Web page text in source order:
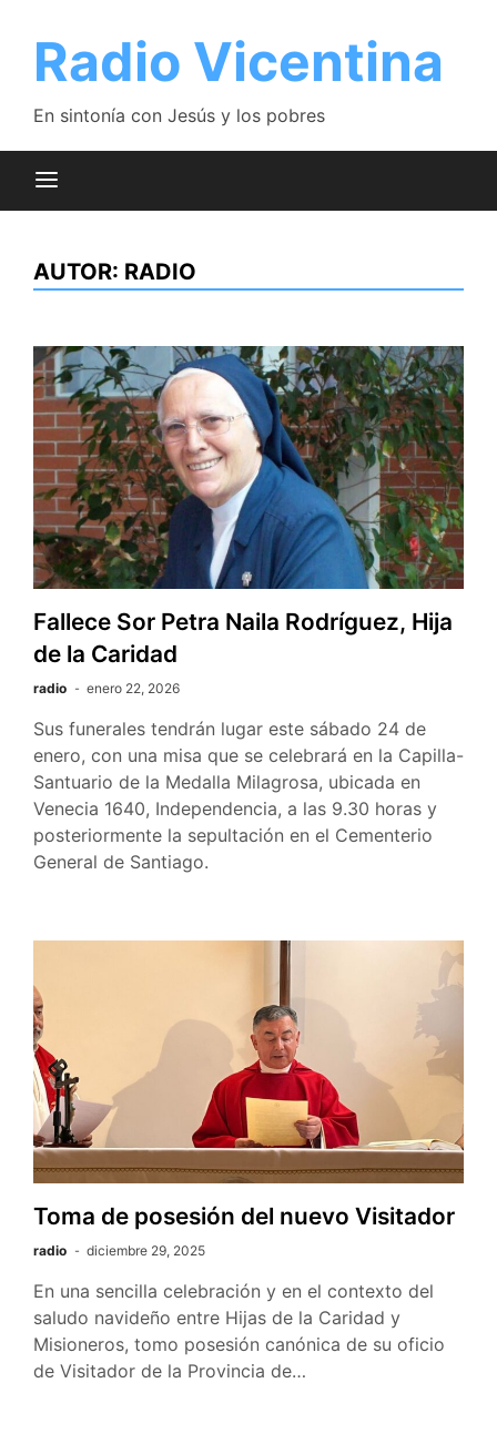
contenido
Radio Vicentina
En sintonía con Jesús y los pobres
AUTOR: RADIO
Fallece Sor Petra Naila Rodríguez, Hija
de la Caridad
radio enero 22, 2026
Sus funerales tendrán lugar este sábado 24 de
enero, con una misa que se celebrará en la Capilla-
Santuario de la Medalla Milagrosa, ubicada en
Venecia 1640, Independencia, a las 9.30 horas y
posteriormente la sepultación en el Cementerio
General de Santiago.
Toma de posesión del nuevo Visitador
radio diciembre 29, 2025
En una sencilla celebración y en el contexto del
saludo navideño entre Hijas de la Caridad y
Misioneros, tomo posesión canónica de su oficio
de Visitador de la Provincia de…